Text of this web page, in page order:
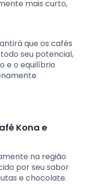
mais curto,
que os cafés
seu potencial,
e o equilíbrio
Kona e
na região
por seu sabor
e chocolate.